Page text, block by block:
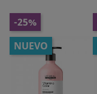
-25%
NUEVO